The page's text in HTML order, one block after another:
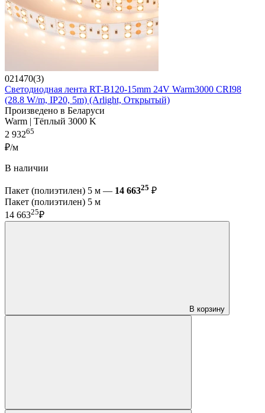
021470(3)
Светодиодная лента RT-B120-15mm 24V Warm3000 CRI98
(28.8 W/m, IP20, 5m) (Arlight, Открытый)
Произведено в Беларуси
Warm | Тёплый 3000 K
2 93265
₽/м
В наличии
Пакет (полиэтилен) 5 м — 14 66325 ₽
Пакет (полиэтилен) 5 м
14 66325₽
В корзину